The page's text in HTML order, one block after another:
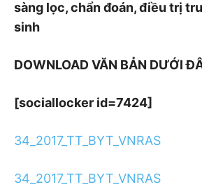
sàng lọc, chẩn đoán, điều trị
sinh
DOWNLOAD VĂN BẢN DƯỚI
[sociallocker id=7424]
34_2017_TT_BYT_VNRAS
34_2017_TT_BYT_VNRAS